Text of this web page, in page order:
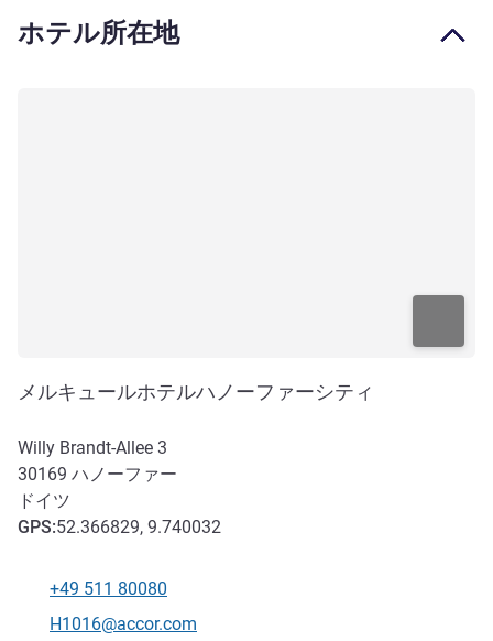
ホテル所在地
メルキュールホテルハノーファーシティ
Willy Brandt-Allee 3
30169 ハノーファー
ドイツ
GPS:52.366829, 9.740032
電話番号
+49 511 80080
Eメール
H1016@accor.com